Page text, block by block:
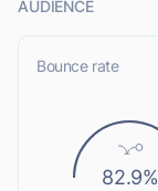
AUDIENCE
Bounce rate
82.9%